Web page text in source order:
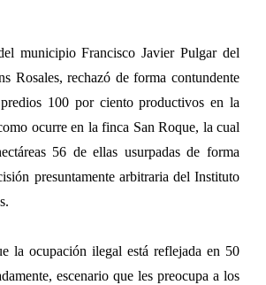
municipio Francisco Javier Pulgar del
Rosales, rechazó de forma contundente
100 por ciento productivos en la
ocurre en la finca San Roque, la cual
56 de ellas usurpadas de forma
presuntamente arbitraria del Instituto
la ocupación ilegal está reflejada en 50
escenario que les preocupa a los